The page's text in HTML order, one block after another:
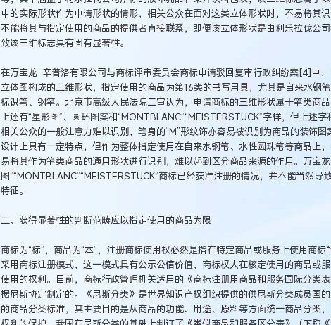
中的实际形状作为申请形状的情形，相关公众在面对这类立体形状时，不易将其
不能将其与指定使用的商品的提供者直接联系，即便该立体形状是由利乐拉伐公
致该三维标志具有固有显著性。
在万宝龙-辛普洛有限公司与商标评审委员会商标申请驳回复审行政纠纷案[4]中
立体图构成的三维形状，指定使用的商品为第16类的书写用具，尤其是自来水钢
标识笔、钢笔。北京市高级人民法院二审认为，申请商标的三维形状属于笔类商
上还有“星形图”、圆环图案和“MONTBLANC”“MEISTERSTUCK”字样，但上述
相关公众的一般注意力难以识别，笔身的“M”形纹饰亦容易被识别为商品的装饰
设计上具有一定特点，但作为整体指定使用在自来水钢笔、水性圆珠笔等商品上，
易将其作为笔类商品的通用形状进行识别，难以起到区分商品来源的作用。万宝
图”“MONTBLANC”“MEISTERSTUCK”商标已经获准注册的情况，并不能当然导
特征。
二、获得显著性的判断范畴应以指定使用的商品为限
商标为“标”，商品为“本”，注册商标使用权必然是指在特定商品或服务上使用商
采用商标注册模式，这一模式具有公示公信价值，商标权人在核定使用的商品或
使用的权利。目前，商标行政管理机关适用的《商标注册用商品和服务国际分类
据尼斯协定制定的。《尼斯分类》是世界知识产权组织提供的供尼斯分类成员国
的商品分类标准，其主要目的是从商品的功能、用途、原料等方面统一商品分类